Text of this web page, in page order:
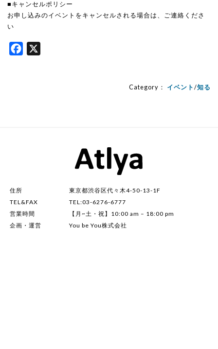
■キャンセルポリシー
お申し込みのイベントをキャンセルされる場合は、ご連絡くださ
い
Facebook
Category： イベント/知る
住所
東京都渋谷区代々木4-50-13-1F
TEL&FAX
TEL:03-6276-6777
営業時間
【月~土・祝】10:00 am – 18:00 pm
企画・運営
You be You株式会社